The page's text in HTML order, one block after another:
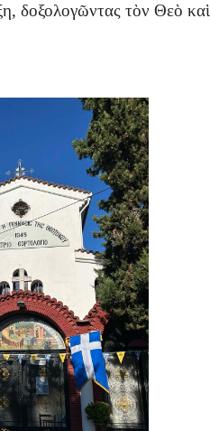
δοξολογῶντας τὸν Θεὸ καὶ